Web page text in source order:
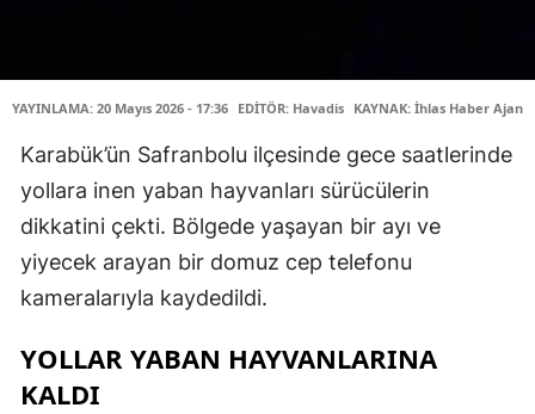
YAYINLAMA: 20 Mayıs 2026 - 17:36 EDİTÖR: Havadis KAYNAK: İhlas Haber Ajansı
Karabük’ün Safranbolu ilçesinde gece saatlerinde
yollara inen yaban hayvanları sürücülerin
dikkatini çekti. Bölgede yaşayan bir ayı ve
yiyecek arayan bir domuz cep telefonu
kameralarıyla kaydedildi.
YOLLAR YABAN HAYVANLARINA
KALDI